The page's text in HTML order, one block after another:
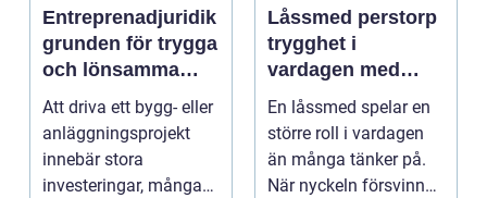
Entreprenadjuridik
grunden för trygga
och lönsamma
byggprojekt
Att driva ett bygg- eller
anläggningsprojekt
innebär stora
investeringar, många
Låssmed perstorp
trygghet i
vardagen med
moderna lås och
säkerhet
En låssmed spelar en
större roll i vardagen
än många tänker på.
När nyckeln försvinner,